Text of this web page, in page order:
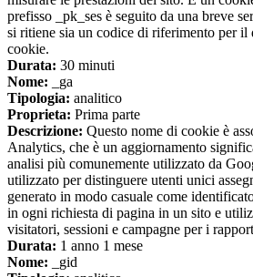
prefisso _pk_ses è seguito da una breve
si ritiene sia un codice di riferimento per il
cookie.
Durata: 30 minuti
Nome: _ga
Tipologia: analitico
Proprieta: Prima parte
Descrizione: Questo nome di cookie è
Analytics, che è un aggiornamento
analisi più comunemente utilizzato da
utilizzato per distinguere utenti unici
generato in modo casuale come
in ogni richiesta di pagina in un sito e
visitatori, sessioni e campagne per i
Durata: 1 anno 1 mese
Nome: _gid